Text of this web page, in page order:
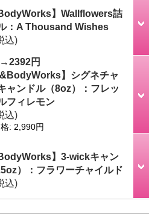
】Wallflowers詰
：A Thousand Wishes
込)
円
】シグネチャ
ャンドル（8oz）：フレッ
フィレモン
込)
: 2,990円
】3-wickキャン
）：フラワーチャイルド
込)